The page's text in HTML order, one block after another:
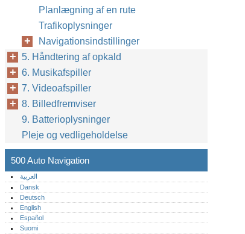
Planlægning af en rute
Trafikoplysninger
Navigationsindstillinger
5. Håndtering af opkald
6. Musikafspiller
7. Videoafspiller
8. Billedfremviser
9. Batterioplysninger
Pleje og vedligeholdelse
500 Auto Navigation
العربية
Dansk
Deutsch
English
Español
Suomi